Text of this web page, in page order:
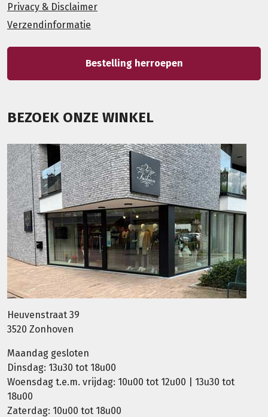
Privacy & Disclaimer
Verzendinformatie
Bestelling herroepen
BEZOEK ONZE WINKEL
Heuvenstraat 39
3520 Zonhoven
Maandag gesloten
Dinsdag: 13u30 tot 18u00
Woensdag t.e.m. vrijdag: 10u00 tot 12u00 | 13u30 tot
18u00
Zaterdag: 10u00 tot 18u00